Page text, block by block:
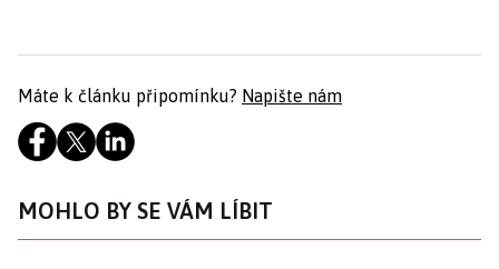
Máte k článku připomínku? Napište nám
MOHLO BY SE VÁM LÍBIT